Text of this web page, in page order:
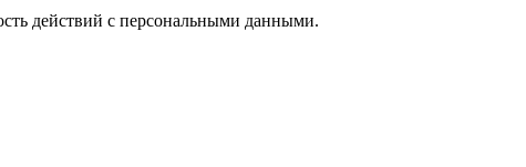
действий с персональными данными.